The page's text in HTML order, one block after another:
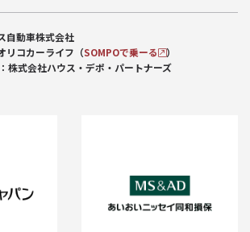
自動車株式会社
リコカーライフ（SOMPOで乗ーる
）
株式会社ハウス・デポ・パートナーズ